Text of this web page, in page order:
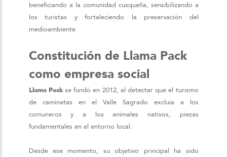
beneficiando a la comunidad cusqueña, sensibilizando a
los turistas y fortaleciendo la preservación del
medioambiente.
Constitución de Llama Pack
como empresa social
Llama Packse fundó en 2012, al detectar que el turismo
de caminatas en el Valle Sagrado excluía a los
comuneros y a los animales nativos, piezas
fundamentales en el entorno local.
Desde ese momento, su objetivo principal ha sido